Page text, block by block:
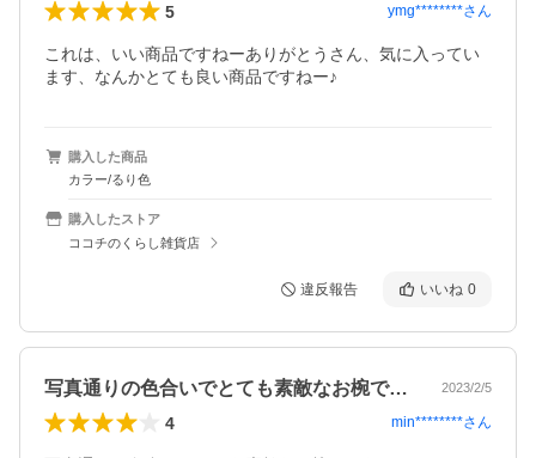
5 ymg********さん
これは、いい商品ですねーありがとうさん、気に入ってい
ます、なんかとても良い商品ですねー♪
購入した商品
カラー/るり色
購入したストア
ココチのくらし雑貨店
違反報告 いいね 0
写真通りの色合いでとても素敵なお椀でし… 2023/2/5
4 min********さん